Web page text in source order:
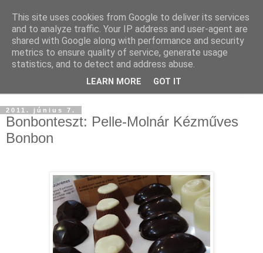
2011. június 7.
Bonbonteszt: Pelle-Molnár Kézműves
Bonbon
This site uses cookies from Google to deliver its services
and to analyze traffic. Your IP address and user-agent are
shared with Google along with performance and security
metrics to ensure quality of service, generate usage
statistics, and to detect and address abuse.
LEARN MORE GOT IT